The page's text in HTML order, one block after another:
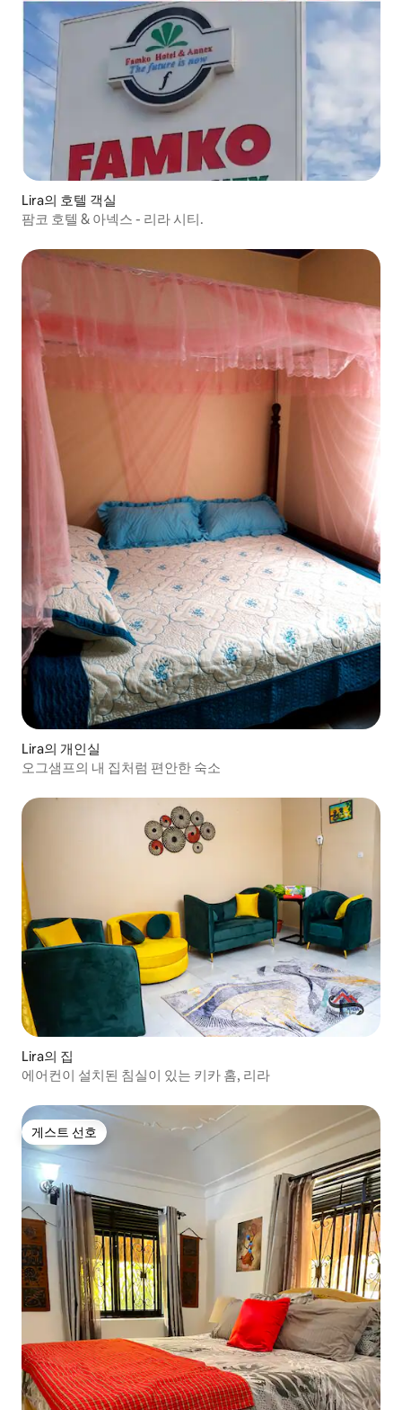
Lira의 호텔 객실
팜코 호텔 & 아넥스 - 리라 시티.
Lira의 개인실
오그샘프의 내 집처럼 편안한 숙소
Lira의 집
에어컨이 설치된 침실이 있는 키카 홈, 리라
게스트 선호
게스트 선호